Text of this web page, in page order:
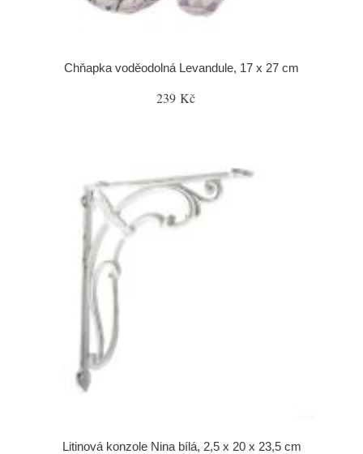
Chňapka voděodolná Levandule, 17 x 27 cm
239 Kč
Litinová konzole Nina bílá, 2,5 x 20 x 23,5 cm